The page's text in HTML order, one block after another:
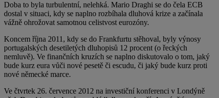
Doba to byla turbulentní, nelehká. Mario Draghi se do čela ECB
dostal v situaci, kdy se naplno rozbíhala dluhová krize a začínala
vážně ohrožovat samotnou celistvost eurozóny.
Koncem října 2011, kdy se do Frankfurtu stěhoval, byly výnosy
portugalských desetiletých dluhopisů 12 procent (o řeckých
nemluvě). Ve finančních kruzích se naplno diskutovalo o tom, jaký
bude kurz eura vůči nové pesetě či escudu, či jaký bude kurz proti
nové německé marce.
Ve čtvrtek 26. července 2012 na investiční konferenci v Londýně